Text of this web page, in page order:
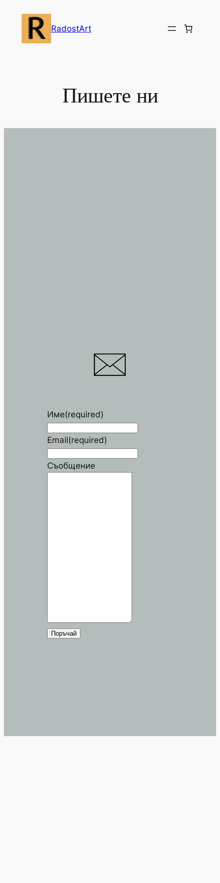
RadostArt
Пишете ни
Име(required)
Email(required)
Съобщение
Поръчай